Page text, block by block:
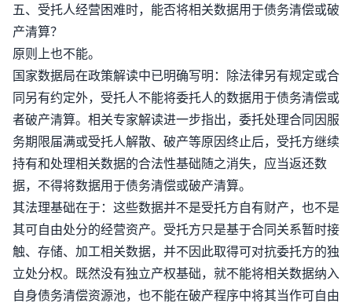
五、受托人经营困难时，能否将相关数据用于债务清偿或破
产清算？
原则上也不能。
国家数据局在政策解读中已明确写明：除法律另有规定或合
同另有约定外，受托人不能将委托人的数据用于债务清偿或
者破产清算。相关专家解读进一步指出，委托处理合同因服
务期限届满或受托人解散、破产等原因终止后，受托方继续
持有和处理相关数据的合法性基础随之消失，应当返还数
据，不得将数据用于债务清偿或破产清算。
其法理基础在于：这些数据并不是受托方自有财产，也不是
其可自由处分的经营资产。受托方只是基于合同关系暂时接
触、存储、加工相关数据，并不因此取得可对抗委托方的独
立处分权。既然没有独立产权基础，就不能将相关数据纳入
自身债务清偿资源池，也不能在破产程序中将其当作可自由